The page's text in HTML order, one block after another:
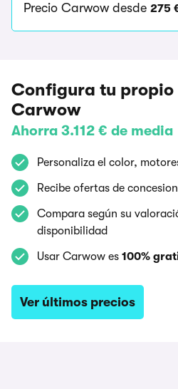
Precio Carwow desde 275
Configura tu propio
Carwow
Ahorra 3.112 € de media
Personaliza el color,
Recibe ofertas de
Compara según su
disponibilidad
Usar Carwow es 100%
Ver últimos precios